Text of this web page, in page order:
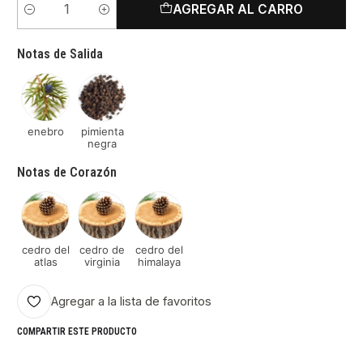
Cantidad
AGREGAR AL CARRO
Notas de Salida
enebro
pimienta
negra
Notas de Corazón
cedro del
atlas
cedro de
virginia
cedro del
himalaya
Agregar a la lista de favoritos
COMPARTIR ESTE PRODUCTO